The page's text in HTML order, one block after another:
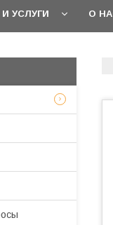
УСЛУГИ О